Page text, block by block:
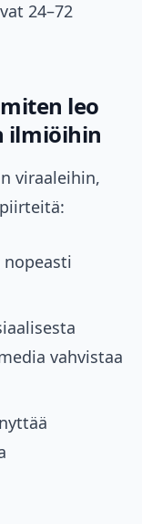
24–72
leo
ilmiöihin
viraaleihin,
vahvistaa